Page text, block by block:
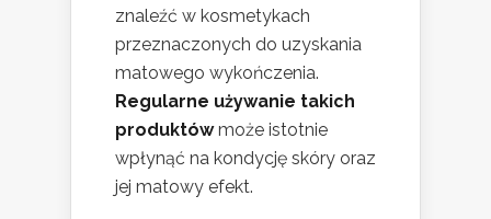
znaleźć w kosmetykach
przeznaczonych do uzyskania
matowego wykończenia.
Regularne używanie takich
produktówmoże istotnie
wpłynąć na kondycję skóry oraz
jej matowy efekt.